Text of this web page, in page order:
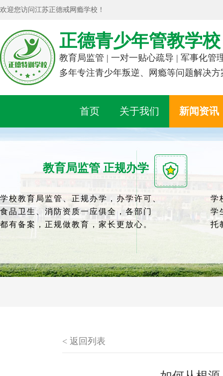
欢迎您访问江苏正德戒网瘾学校！
正德青少年管教学校
教育局监管 | 一对一贴心疏导 | 军事化管
多年专注青少年叛逆、网瘾等问题解决方
首页 关于我们 新闻资讯
教育局监管 正规办学
学校教育局监管、正规办学，办学许可、
食品卫生、消防资质一应俱全，各部门
都有备案，正规做教育，家长更放心。
学
学
托
< 返回列表